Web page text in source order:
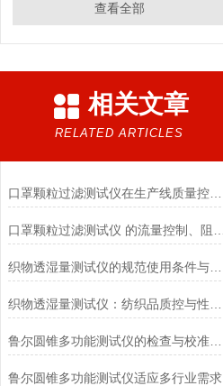
查看全部
相关文章
RELATED ARTICLES
口罩颗粒过滤测试仪在生产线质量控制与研发筛选中的实战价值
织物透湿量测试仪的规范使用条件与数据保障前提
鲁尔圆锥多功能测试仪的检查与校准流程
鲁尔圆锥多功能测试仪适应多行业需求